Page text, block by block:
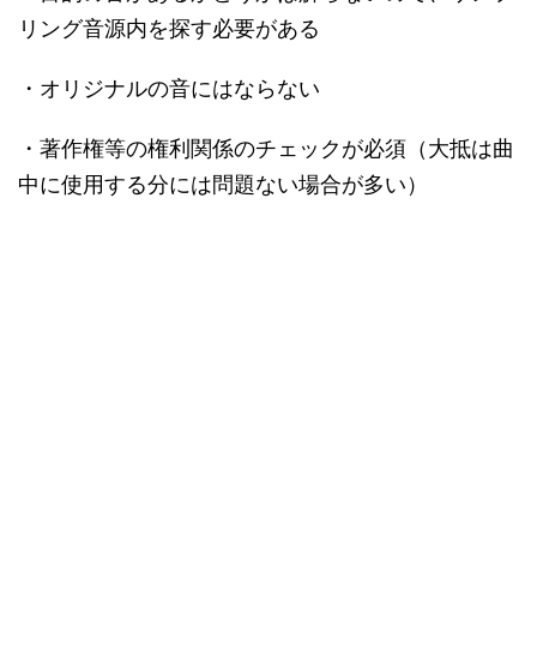
リング音源内を探す必要がある
・オリジナルの音にはならない
・著作権等の権利関係のチェックが必須（大抵は曲
中に使用する分には問題ない場合が多い）